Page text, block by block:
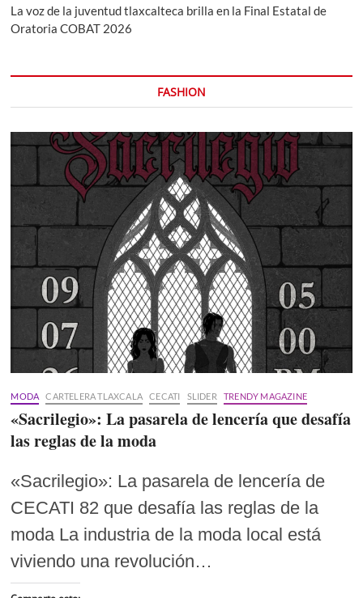
La voz de la juventud tlaxcalteca brilla en la Final Estatal de
Oratoria COBAT 2026
FASHION
MODA CARTELERA TLAXCALA CECATI SLIDER TRENDY MAGAZINE
«Sacrilegio»: La pasarela de lencería que desafía
las reglas de la moda
«Sacrilegio»: La pasarela de lencería de
CECATI 82 que desafía las reglas de la
moda La industria de la moda local está
viviendo una revolución…